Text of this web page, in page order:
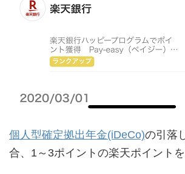
個人型確定拠出年金(iDeCo)の引落
合、1～3ポイントの楽天ポイントを